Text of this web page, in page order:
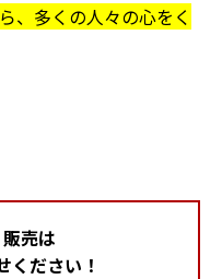
、多くの人々の心をく
売は
ください！